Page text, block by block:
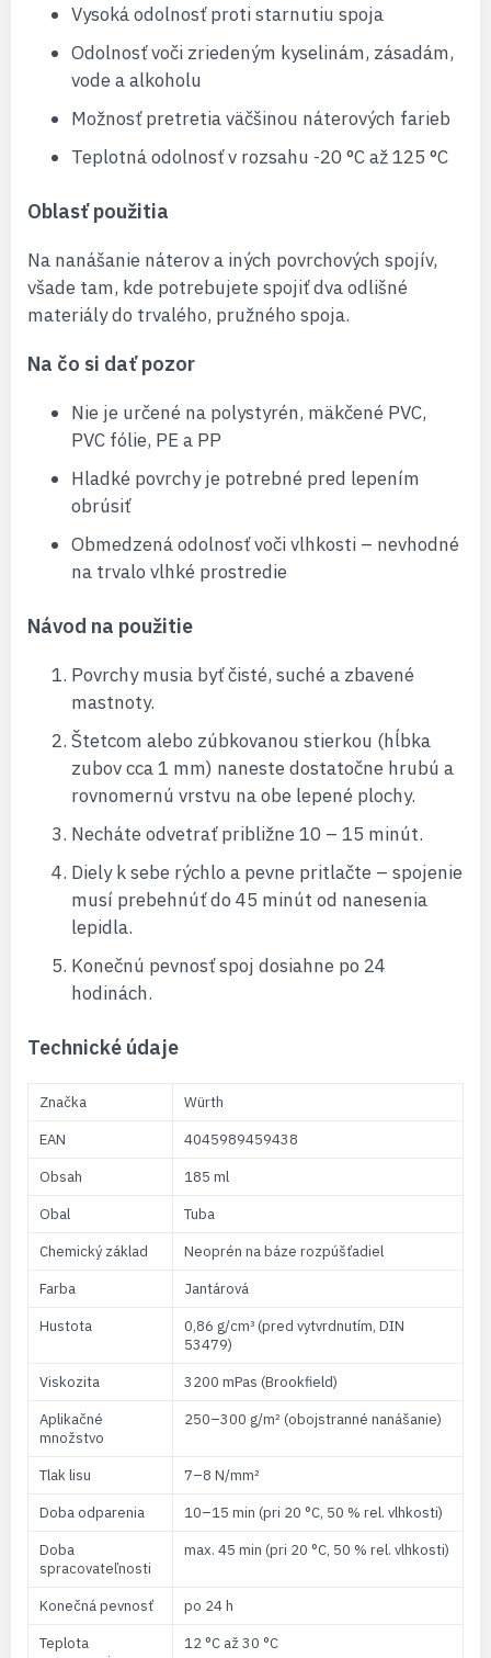
Vysoká odolnosť proti starnutiu spoja
Odolnosť voči zriedeným kyselinám, zásadám,
vode a alkoholu
Možnosť pretretia väčšinou náterových farieb
Teplotná odolnosť v rozsahu -20 °C až 125 °C
Oblasť použitia
Na nanášanie náterov a iných povrchových spojív,
všade tam, kde potrebujete spojiť dva odlišné
materiály do trvalého, pružného spoja.
Na čo si dať pozor
Nie je určené na polystyrén, mäkčené PVC,
PVC fólie, PE a PP
Hladké povrchy je potrebné pred lepením
obrúsiť
Obmedzená odolnosť voči vlhkosti – nevhodné
na trvalo vlhké prostredie
Návod na použitie
Povrchy musia byť čisté, suché a zbavené
mastnoty.
Štetcom alebo zúbkovanou stierkou (hĺbka
zubov cca 1 mm) naneste dostatočne hrubú a
rovnomernú vrstvu na obe lepené plochy.
Necháte odvetrať približne 10 – 15 minút.
Diely k sebe rýchlo a pevne pritlačte – spojenie
musí prebehnúť do 45 minút od nanesenia
lepidla.
Konečnú pevnosť spoj dosiahne po 24
hodinách.
Technické údaje
Značka
Würth
EAN
4045989459438
Obsah
185 ml
Obal
Tuba
Chemický základ
Neoprén na báze rozpúšťadiel
Farba
Jantárová
Hustota
0,86 g/cm³ (pred vytvrdnutím, DIN
53479)
Viskozita
3200 mPas (Brookfield)
Aplikačné
množstvo
250–300 g/m² (obojstranné nanášanie)
Tlak lisu
7–8 N/mm²
Doba odparenia
10–15 min (pri 20 °C, 50 % rel. vlhkosti)
Doba
spracovateľnosti
max. 45 min (pri 20 °C, 50 % rel. vlhkosti)
Konečná pevnosť
po 24 h
Teplota
12 °C až 30 °C